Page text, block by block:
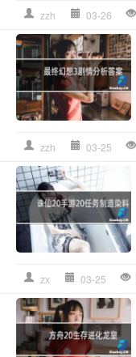
zzh 03-26
zzh 03-25
zx 03-25